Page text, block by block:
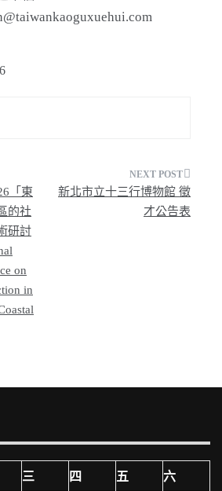
「東
的社
研討
on
in
新北市立十三行博物館 徵
才公告表
三 四 五 六